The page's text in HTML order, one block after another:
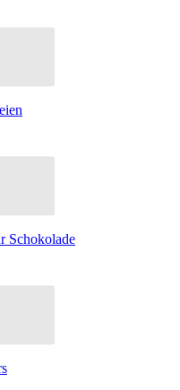
Schokolade